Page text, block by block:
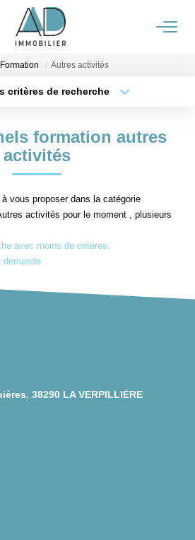
ACCUEIL
AGENCE
IMMO
OUTILS
Formation Autres activités
critères de recherche
Surface min
formation autres
activités
vous proposer dans la catégorie
activités pour le moment , plusieurs
avec moins de critères.
demande
38290 LA VERPILLIÈRE